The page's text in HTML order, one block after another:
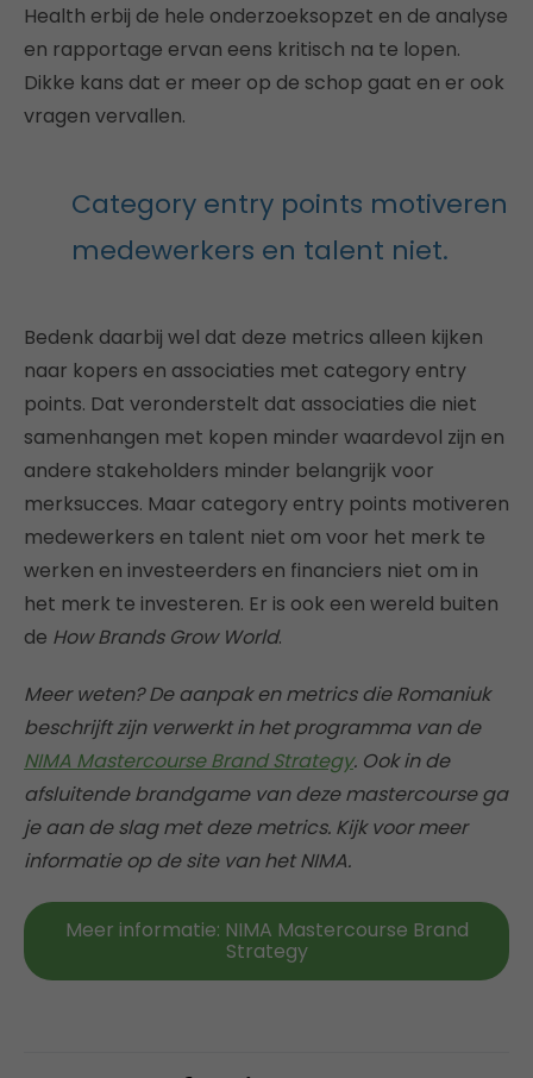
Health erbij de hele onderzoeksopzet en de analyse
en rapportage ervan eens kritisch na te lopen.
Dikke kans dat er meer op de schop gaat en er ook
vragen vervallen.
Category entry points motiveren
medewerkers en talent niet.
Bedenk daarbij wel dat deze metrics alleen kijken
naar kopers en associaties met category entry
points. Dat veronderstelt dat associaties die niet
samenhangen met kopen minder waardevol zijn en
andere stakeholders minder belangrijk voor
merksucces. Maar category entry points motiveren
medewerkers en talent niet om voor het merk te
werken en investeerders en financiers niet om in
het merk te investeren. Er is ook een wereld buiten
de How Brands Grow World.
Meer weten? De aanpak en metrics die Romaniuk
beschrijft zijn verwerkt in het programma van de
NIMA Mastercourse Brand Strategy. Ook in de
afsluitende brandgame van deze mastercourse ga
je aan de slag met deze metrics. Kijk voor meer
informatie op de site van het NIMA.
Meer informatie: NIMA Mastercourse Brand
Strategy